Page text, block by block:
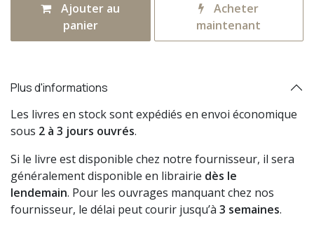
Ajouter au
panier
Acheter
maintenant
Plus d'informations
Les livres en stock sont expédiés en envoi économique
sous 2 à 3 jours ouvrés.
Si le livre est disponible chez notre fournisseur, il sera
généralement disponible en librairie dès le
lendemain. Pour les ouvrages manquant chez nos
fournisseur, le délai peut courir jusqu’à 3 semaines.